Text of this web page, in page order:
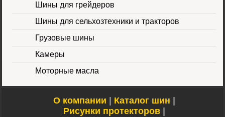
Шина 16.9-24 16PR
IND-80 OzkaЦена
46000 руб.
Шины для грейдеров
Шины для сельхозтехники и тракторов
Грузовые шины
Камеры
Моторные масла
О компании Каталог шин
Рисунки протекторов|